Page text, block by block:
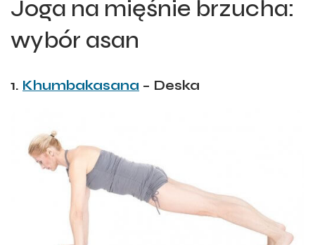
Joga na mięśnie brzucha:
wybór asan
1. Khumbakasana – Deska